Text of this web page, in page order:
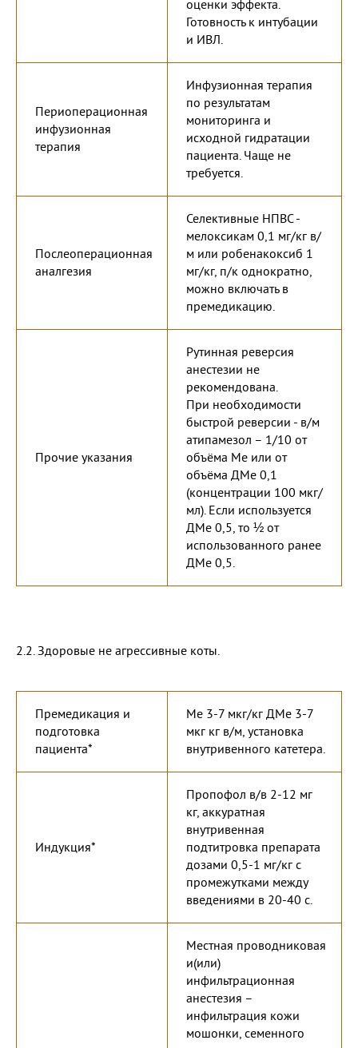
оценки эффекта.
Готовность к интубации
и ИВЛ.
Периоперационная
инфузионная
терапия
Инфузионная терапия
по результатам
мониторинга и
исходной гидратации
пациента. Чаще не
требуется.
Послеоперационная
аналгезия
Селективные НПВС -
мелоксикам 0,1 мг/кг в/
м или робенакоксиб 1
мг/кг, п/к однократно,
можно включать в
премедикацию.
Прочие указания
Рутинная реверсия
анестезии не
рекомендована.
При необходимости
быстрой реверсии - в/м
атипамезол – 1/10 от
объёма Ме или от
объёма ДМе 0,1
(концентрации 100 мкг/
мл). Если используется
ДМе 0,5, то ½ от
использованного ранее
ДМе 0,5.
2.2. Здоровые не агрессивные коты.
Премедикация и
подготовка
пациента*
Ме 3-7 мкг/кг ДМе 3-7
мкг кг в/м, установка
внутривенного катетера.
Индукция*
Пропофол в/в 2-12 мг
кг, аккуратная
внутривенная
подтитровка препарата
дозами 0,5-1 мг/кг с
промежутками между
введениями в 20-40 с.
Местная проводниковая
и(или)
инфильтрационная
анестезия –
инфильтрация кожи
мошонки, семенного